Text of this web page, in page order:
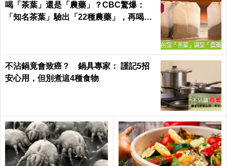
喝「茶葉」還是「農藥」？CBC驚爆：
「知名茶葉」驗出「22種農藥」，再喝癌
不沾鍋竟會致癌？ 鍋具專家： 謹記5招
安心用，但別煮這4種食物